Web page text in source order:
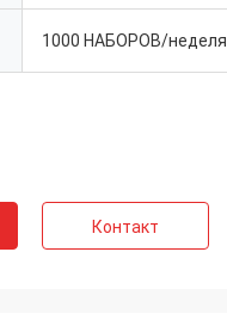
1000 НАБОРОВ/неделя
Контакт